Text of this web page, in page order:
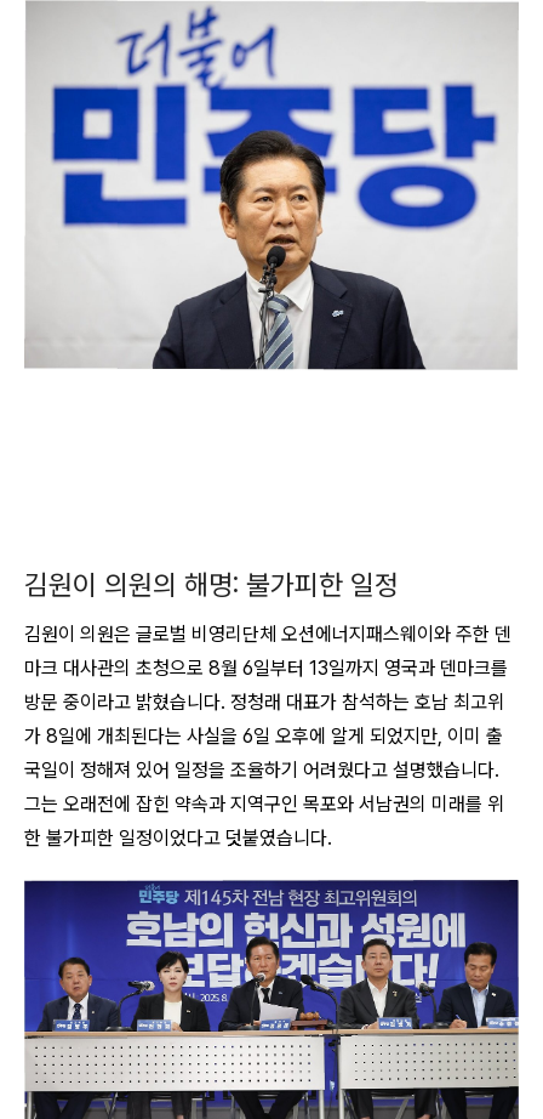
김원이 의원의 해명: 불가피한 일정
김원이 의원은 글로벌 비영리단체 오션에너지패스웨이와 주한 덴
마크 대사관의 초청으로 8월 6일부터 13일까지 영국과 덴마크를
방문 중이라고 밝혔습니다. 정청래 대표가 참석하는 호남 최고위
가 8일에 개최된다는 사실을 6일 오후에 알게 되었지만, 이미 출
국일이 정해져 있어 일정을 조율하기 어려웠다고 설명했습니다.
그는 오래전에 잡힌 약속과 지역구인 목포와 서남권의 미래를 위
한 불가피한 일정이었다고 덧붙였습니다.